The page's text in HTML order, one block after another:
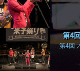
第4
第4回